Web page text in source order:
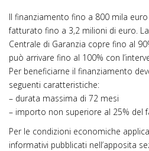
Il finanziamento fino a 800 mila
fatturato fino a 3,2 milioni di euro.
Centrale di Garanzia copre fino al
può arrivare fino al 100% con
Per beneficiarne il finanziamento
seguenti caratteristiche:
– durata massima di 72 mesi
– importo non superiore al 25% del
Per le condizioni economiche
informativi pubblicati nell’apposita